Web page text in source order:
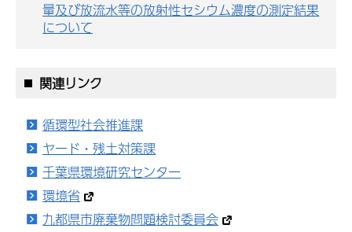
量及び放流水等の放射性セシウム濃度の測定結果
について
関連リンク
循環型社会推進課
ヤード・残土対策課
千葉県環境研究センター
環境省
九都県市廃棄物問題検討委員会